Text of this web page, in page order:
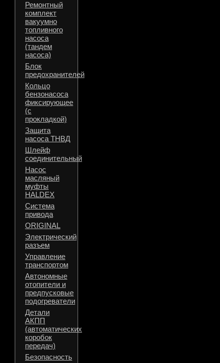
Ремонтный
комплект
вакуумно
топливного
насоса
(тандем
насоса)
Блок
предохранителей
Кольцо
бензонасоса
фиксирующее
(с
прокладкой)
Защита
насоса ТНВД
Шлейф
соединительный
Насос
масляный
муфты
HALDEX
Система
привода
ORIGINAL
Электрический
разъем
Управление
транспортом
Автономные
отопители и
предпусковые
подогреватели
Детали
АКПП
(автоматических
коробок
передач)
Безопасность